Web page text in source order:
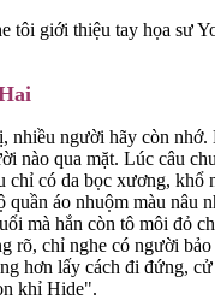
tôi giới thiệu tay họa sư
nhiều người hãy còn nhớ.
nào qua mặt. Lúc câu
có da bọc xương, khổ
áo nhuộm màu nâu
mà hắn còn tô môi đỏ
rõ, chỉ nghe có người
hơn lấy cách đi đứng,
khỉ Hide".